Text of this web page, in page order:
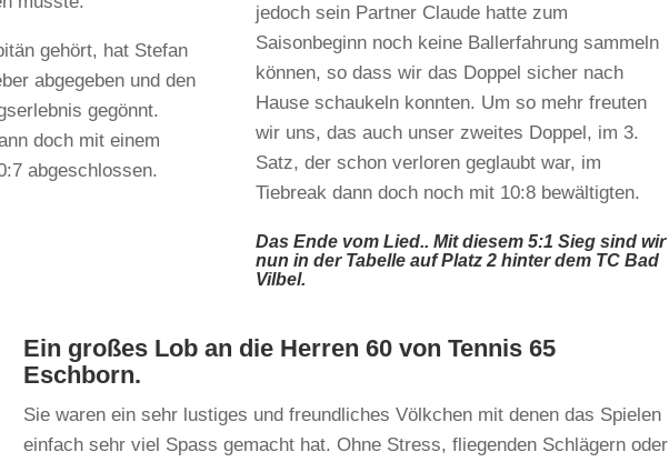
gehört, hat Stefan
abgegeben und den
gegönnt.
doch mit einem
abgeschlossen.
jedoch sein Partner Claude hatte zum
Saisonbeginn noch keine Ballerfahrung sammeln
können, so dass wir das Doppel sicher nach
Hause schaukeln konnten. Um so mehr freuten
wir uns, das auch unser zweites Doppel, im 3.
Satz, der schon verloren geglaubt war, im
Tiebreak dann doch noch mit 10:8 bewältigten.
Das Ende vom Lied.. Mit diesem 5:1 Sieg sind wir
nun in der Tabelle auf Platz 2 hinter dem TC Bad
Vilbel.
Ein großes Lob an die Herren 60 von Tennis 65
Eschborn.
Sie waren ein sehr lustiges und freundliches Völkchen mit denen das Spielen
einfach sehr viel Spass gemacht hat. Ohne Stress, fliegenden Schlägern oder